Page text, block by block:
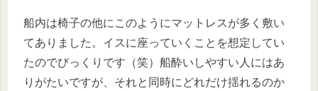
船内は椅子の他にこのようにマットレスが多く敷い
てありました。イスに座っていくことを想定してい
たのでびっくりです（笑）船酔いしやすい人にはあ
りがたいですが、それと同時にどれだけ揺れるのか